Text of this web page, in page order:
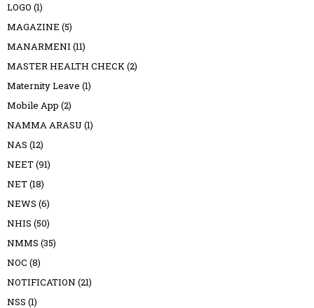
LOGO (1)
MAGAZINE (5)
MANARMENI (11)
MASTER HEALTH CHECK(2)
Maternity Leave (1)
Mobile App (2)
NAMMA ARASU (1)
NAS (12)
NEET(91)
NET(18)
NEWS (6)
NHIS (50)
NMMS (35)
NOC (8)
NOTIFICATION (21)
NSS (1)